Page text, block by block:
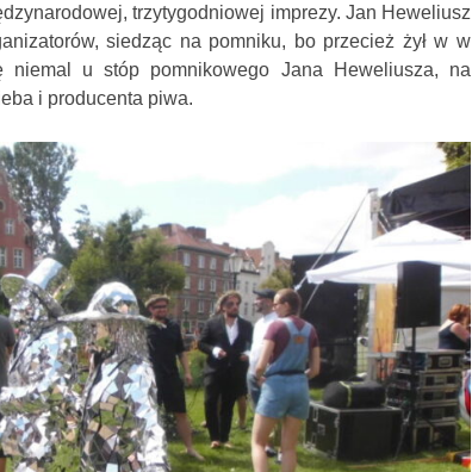
trzytygodniowej imprezy. Jan Heweliusz
siedząc na pomniku, bo przecież żył w w
niemal u stóp pomnikowego Jana Heweliusza, na
i producenta piwa.